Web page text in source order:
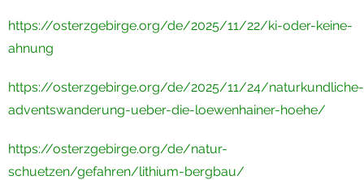
https://osterzgebirge.org/de/2025/11/22/ki-oder-keine-
ahnung
https://osterzgebirge.org/de/2025/11/24/naturkundliche-
adventswanderung-ueber-die-loewenhainer-hoehe/
https://osterzgebirge.org/de/natur-
schuetzen/gefahren/lithium-bergbau/